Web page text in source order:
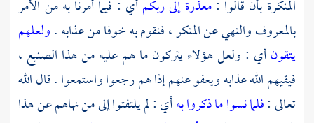
المنكرة بأن قالوا :معذرة إلى ربكمأي : فيما أمرنا به من الأمر
بالمعروف والنهي عن المنكر ، فنقوم به خوفا من عذابه .ولعلهم
يتقونأي : ولعل هؤلاء يتركون ما هم عليه من هذا الصنيع ،
فيقيهم الله عذابه ويعفو عنهم إذا هم رجعوا واستمعوا . قال الله
تعالى :فلما نسوا ما ذكروا بهأي : لم يلتفتوا إلى من نهاهم عن هذا